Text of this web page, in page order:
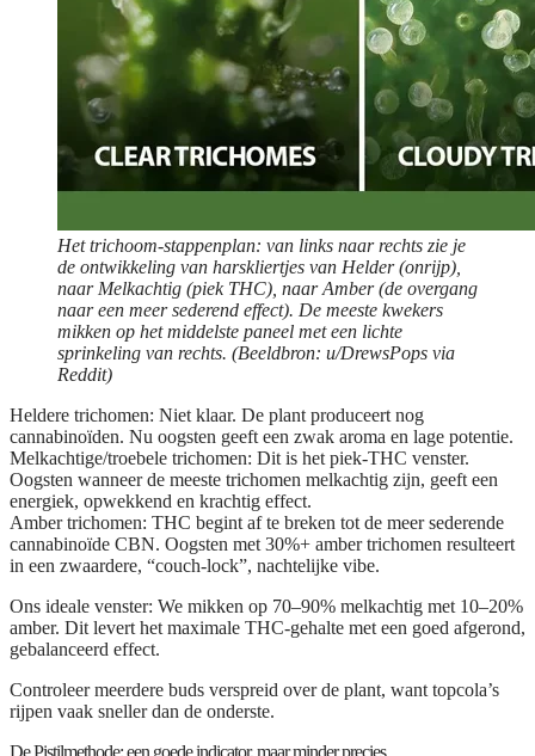
Het trichoom-stappenplan: van links naar rechts zie je
de ontwikkeling van harskliertjes van Helder (onrijp),
naar Melkachtig (piek THC), naar Amber (de overgang
naar een meer sederend effect). De meeste kwekers
mikken op het middelste paneel met een lichte
sprinkeling van rechts. (Beeldbron: u/DrewsPops via
Reddit)
Heldere trichomen: Niet klaar. De plant produceert nog
cannabinoïden. Nu oogsten geeft een zwak aroma en lage potentie.
Melkachtige/troebele trichomen: Dit is het piek-THC venster.
Oogsten wanneer de meeste trichomen melkachtig zijn, geeft een
energiek, opwekkend en krachtig effect.
Amber trichomen: THC begint af te breken tot de meer sederende
cannabinoïde CBN. Oogsten met 30%+ amber trichomen resulteert
in een zwaardere, “couch-lock”, nachtelijke vibe.
Ons ideale venster: We mikken op 70–90% melkachtig met 10–20%
amber. Dit levert het maximale THC-gehalte met een goed afgerond,
gebalanceerd effect.
Controleer meerdere buds verspreid over de plant, want topcola’s
rijpen vaak sneller dan de onderste.
De Pistilmethode: een goede indicator, maar minder precies